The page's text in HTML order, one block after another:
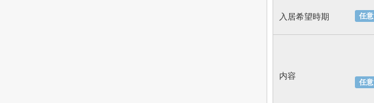
任意
入居希望時期
任意
内容